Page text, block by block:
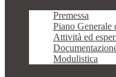
Premessa
Piano
Attività ed
Modulistica